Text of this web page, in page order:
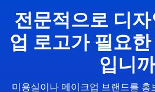
전문적으로 디
업 로고가 필요
입니
미용실이나 메이크업 브랜드를 홍